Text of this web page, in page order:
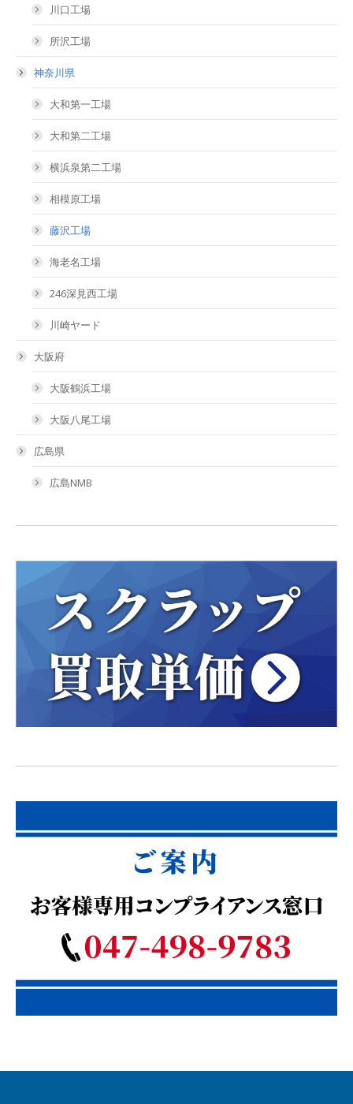
川口工場
所沢工場
神奈川県
大和第一工場
大和第二工場
横浜泉第二工場
相模原工場
藤沢工場
海老名工場
246深見西工場
川崎ヤード
大阪府
大阪鶴浜工場
大阪八尾工場
広島県
広島NMB